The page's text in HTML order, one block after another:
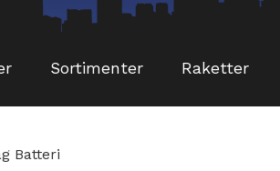
Sortimenter Raketter
Batteri